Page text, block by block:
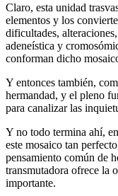
Claro, esta unidad
elementos y los
dificultades,
adeneística y
conforman dicho
Y entonces también,
hermandad, y el pleno
para canalizar las
Y no todo termina ahí,
este mosaico tan
pensamiento común de
transmutadora ofrece la
importante.